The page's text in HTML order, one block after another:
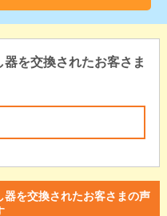
を交換されたお客さま
を交換されたお客さまの声